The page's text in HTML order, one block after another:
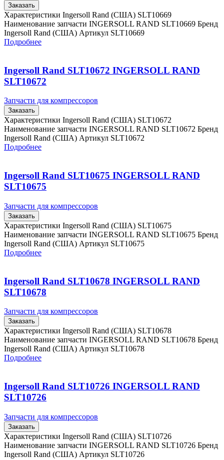
Заказать
Характеристики Ingersoll Rand (США) SLT10669
Наименование запчасти INGERSOLL RAND SLT10669 Бренд
Ingersoll Rand (США) Артикул SLT10669
Подробнее
Ingersoll Rand SLT10672 INGERSOLL RAND
SLT10672
Запчасти для компрессоров
Заказать
Характеристики Ingersoll Rand (США) SLT10672
Наименование запчасти INGERSOLL RAND SLT10672 Бренд
Ingersoll Rand (США) Артикул SLT10672
Подробнее
Ingersoll Rand SLT10675 INGERSOLL RAND
SLT10675
Запчасти для компрессоров
Заказать
Характеристики Ingersoll Rand (США) SLT10675
Наименование запчасти INGERSOLL RAND SLT10675 Бренд
Ingersoll Rand (США) Артикул SLT10675
Подробнее
Ingersoll Rand SLT10678 INGERSOLL RAND
SLT10678
Запчасти для компрессоров
Заказать
Характеристики Ingersoll Rand (США) SLT10678
Наименование запчасти INGERSOLL RAND SLT10678 Бренд
Ingersoll Rand (США) Артикул SLT10678
Подробнее
Ingersoll Rand SLT10726 INGERSOLL RAND
SLT10726
Запчасти для компрессоров
Заказать
Характеристики Ingersoll Rand (США) SLT10726
Наименование запчасти INGERSOLL RAND SLT10726 Бренд
Ingersoll Rand (США) Артикул SLT10726